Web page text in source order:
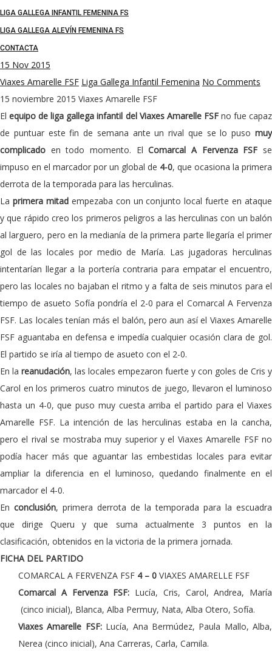
LIGA GALLEGA INFANTIL FEMENINA FS
LIGA GALLEGA ALEVÍN FEMENINA FS
CONTACTA
15 Nov 2015
Viaxes Amarelle FSF Liga Gallega Infantil Femenina No Comments
15 noviembre 2015 Viaxes Amarelle FSF
Elequipo de liga gallega infantil del Viaxes Amarelle FSFno fue capaz
de puntuar este fin de semana ante un rival que se lo puso muy
complicado en todo momento. ElComarcal A Fervenza FSF se
impuso en el marcador por un global de 4-0, que ocasiona la primera
derrota de la temporada para las herculinas.
La primera mitadempezaba con un conjunto local fuerte en ataque
y que rápido creo los primeros peligros a las herculinas con un balón
al larguero, pero en la medianía de la primera parte llegaría el primer
gol de las locales por medio de María. Las jugadoras herculinas
intentarían llegar a la portería contraria para empatar el encuentro,
pero las locales no bajaban el ritmo y a falta de seis minutos para el
tiempo de asueto Sofía pondría el 2-0 para el Comarcal A Fervenza
FSF. Las locales tenían más el balón, pero aun así el Viaxes Amarelle
FSF aguantaba en defensa e impedía cualquier ocasión clara de gol.
El partido se iría al tiempo de asueto con el 2-0.
En la reanudación, las locales empezaron fuerte y con goles de Cris y
Carol en los primeros cuatro minutos de juego, llevaron el luminoso
hasta un 4-0, que puso muy cuesta arriba el partido para el Viaxes
Amarelle FSF. La intención de las herculinas estaba en la cancha,
pero el rival se mostraba muy superior y el Viaxes Amarelle FSF no
podía hacer más que aguantar las embestidas locales para evitar
ampliar la diferencia en el luminoso, quedando finalmente en el
marcador el 4-0.
En conclusión, primera derrota de la temporada para la escuadra
que dirige Queru y que suma actualmente 3 puntos en la
clasificación, obtenidos en la victoria de la primera jornada.
FICHA DEL PARTIDO
COMARCAL A FERVENZA FSF 4 – 0 VIAXES AMARELLE FSF
Comarcal A Fervenza FSF: Lucía, Cris, Carol, Andrea, María
(cinco inicial), Blanca, Alba Permuy, Nata, Alba Otero, Sofía.
Viaxes Amarelle FSF:Lucía, Ana Bermúdez, Paula Mallo, Alba,
Nerea (cinco inicial), Ana Carreras, Carla, Camila.